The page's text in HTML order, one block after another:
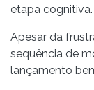
etapa cognitiva.
Apesar da
sequência de
lançamento